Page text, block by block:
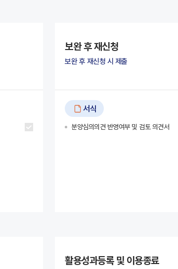
보완 후 재신청
보완 후 재신청 시 제출
서식
분양심의의견 반영여부 및 검토 의견서
활용성과등록 및 이용종료